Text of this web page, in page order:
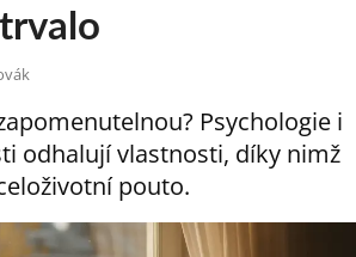
Psychologie i
odhalují vlastnosti, díky nimž
pouto.